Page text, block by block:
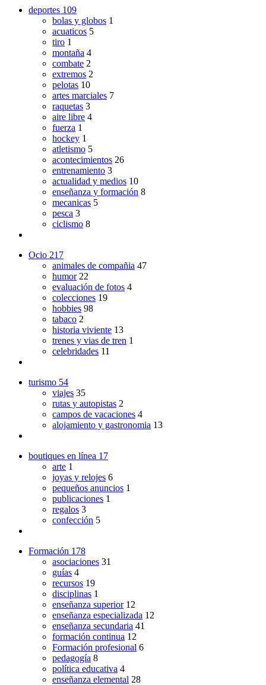
deportes 109
bolas y globos 1
acuaticos 5
tiro 1
montaña 4
combate 2
extremos 2
pelotas 10
artes marciales 7
raquetas 3
aire libre 4
fuerza 1
hockey 1
atletismo 5
acontecimientos 26
entrenamiento 3
actualidad y medios 10
enseñanza y formación 8
mecanicas 5
pesca 3
ciclismo 8
Ocio 217
animales de compañia 47
humor 22
evaluación de fotos 4
colecciones 19
hobbies 98
tabaco 2
historia viviente 13
trenes y vias de tren 1
celebridades 11
turismo 54
viajes 35
rutas y autopistas 2
campos de vacaciones 4
alojamiento y gastronomia 13
boutiques en línea 17
arte 1
joyas y relojes 6
pequeños anuncios 1
publicaciones 1
regalos 3
confección 5
Formación 178
asociaciones 31
guías 4
recursos 19
disciplinas 1
enseñanza superior 12
enseñanza especializada 12
enseñanza secundaria 41
formación continua 12
Formación profesional 6
pedagogía 8
política educativa 4
enseñanza elemental 28